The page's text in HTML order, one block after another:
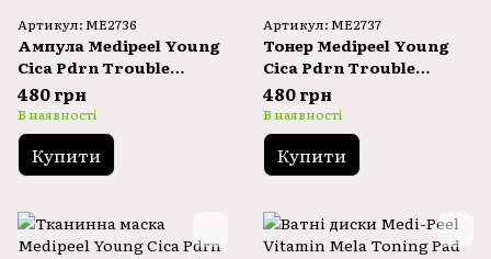
Артикул: ME2736
Ампула Medipeel Young
Cica Pdrn Trouble
Soothing Ampoule 50ml
480 грн
В наявності
Купити
Артикул: ME2737
Тонер Medipeel Young
Cica Pdrn Trouble
Soothing Essence Toner
200ml
480 грн
В наявності
Купити